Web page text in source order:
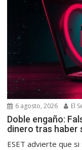
6 agosto, 2026 El
Doble engaño:
dinero tras haber
ESET advierte que